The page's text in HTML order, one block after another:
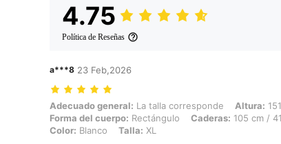
4.75
Política de Reseñas
a***8 23 Feb,2026
Adecuado general: La talla corresponde, Altura: 151 cm /
Adecuado general: La talla corresponde Altura:
Forma del cuerpo: Rectángulo Caderas: 105 cm /
Color: Blanco Talla: XL